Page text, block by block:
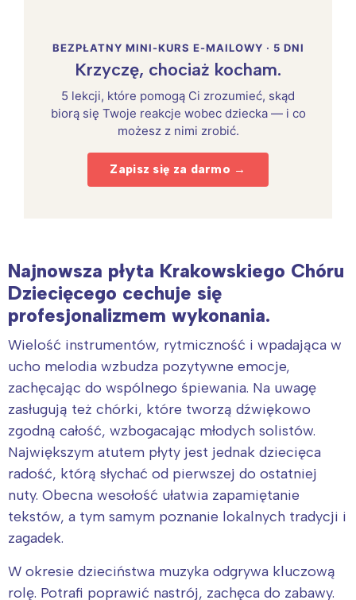
BEZPŁATNY MINI-KURS E-MAILOWY · 5 DNI
Krzyczę, chociaż kocham.
5 lekcji, które pomogą Ci zrozumieć, skąd
biorą się Twoje reakcje wobec dziecka — i co
możesz z nimi zrobić.
Zapisz się za darmo →
Najnowsza płyta Krakowskiego Chóru
Dziecięcego cechuje się
profesjonalizmem wykonania.
Wielość instrumentów, rytmiczność i wpadająca w
ucho melodia wzbudza pozytywne emocje,
zachęcając do wspólnego śpiewania. Na uwagę
zasługują też chórki, które tworzą dźwiękowo
zgodną całość, wzbogacając młodych solistów.
Największym atutem płyty jest jednak dziecięca
radość, którą słychać od pierwszej do ostatniej
nuty. Obecna wesołość ułatwia zapamiętanie
tekstów, a tym samym poznanie lokalnych tradycji i
zagadek.
W okresie dzieciństwa muzyka odgrywa kluczową
rolę. Potrafi poprawić nastrój, zachęca do zabawy.